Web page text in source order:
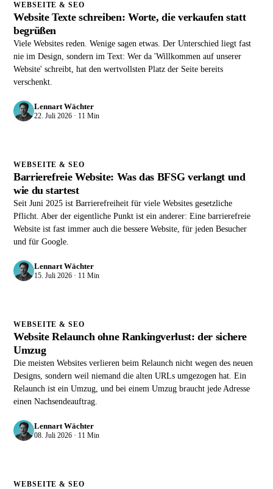
WEBSEITE & SEO
Website Texte schreiben: Worte, die verkaufen statt
begrüßen
Viele Websites reden. Wenige sagen etwas. Der Unterschied liegt fast
nie im Design, sondern im Text: Wer da 'Willkommen auf unserer
Website' schreibt, hat den wertvollsten Platz der Seite bereits
verschenkt.
Lennart Wächter
22. Juli 2026 · 11 Min
WEBSEITE & SEO
Barrierefreie Website: Was das BFSG verlangt und
wie du startest
Seit Juni 2025 ist Barrierefreiheit für viele Websites gesetzliche
Pflicht. Aber der eigentliche Punkt ist ein anderer: Eine barrierefreie
Website ist fast immer auch die bessere Website, für jeden Besucher
und für Google.
Lennart Wächter
15. Juli 2026 · 11 Min
WEBSEITE & SEO
Website Relaunch ohne Rankingverlust: der sichere
Umzug
Die meisten Websites verlieren beim Relaunch nicht wegen des neuen
Designs, sondern weil niemand die alten URLs umgezogen hat. Ein
Relaunch ist ein Umzug, und bei einem Umzug braucht jede Adresse
einen Nachsendeauftrag.
Lennart Wächter
08. Juli 2026 · 11 Min
WEBSEITE & SEO